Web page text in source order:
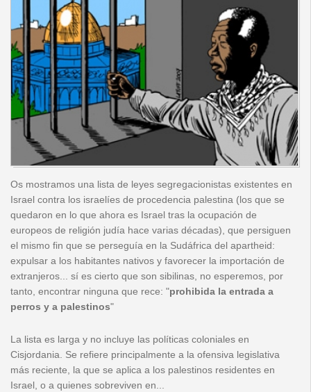
Os mostramos una lista de leyes segregacionistas existentes en
Israel contra los israelíes de procedencia palestina (los que se
quedaron en lo que ahora es Israel tras la ocupación de
europeos de religión judía hace varias décadas), que persiguen
el mismo fin que se perseguía en la Sudáfrica del apartheid:
expulsar a los habitantes nativos y favorecer la importación de
extranjeros... sí es cierto que son sibilinas, no esperemos, por
tanto, encontrar ninguna que rece: "prohibida la entrada a
perros y a palestinos"
La lista es larga y no incluye las políticas coloniales en
Cisjordania. Se refiere principalmente a la ofensiva legislativa
más reciente, la que se aplica a los palestinos residentes en
Israel, o a quienes sobreviven en...